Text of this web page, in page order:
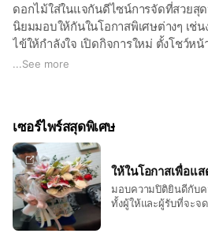
ดอกไม้ใส่ในแจกันดีไซน์การจัดที่สวยสุ
นิยมมอบให้กันในโอกาสพิเศษต่างๆ เช่
ไข้ให้กำลังใจ เปิดกิจการใหม่ ตั้งโชว์หน้
หรืองานต้อนรับ งานประชุมสัมมนา ฯลฯ
...See more
เซอร์ไพร์สสุดพิเศษ
ให้ในโอกาสเพื่อแ
มอบความปิติยินดีกับค
ทั้งผู้ให้และผู้รับที่จะจ